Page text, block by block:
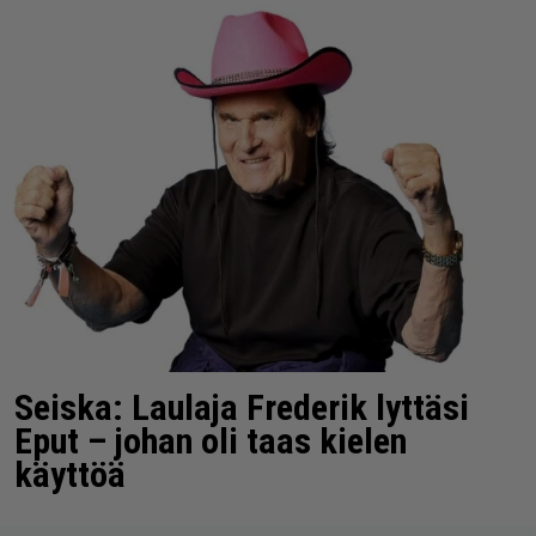
Seiska: Laulaja Frederik lyttäsi
Eput – johan oli taas kielen
käyttöä